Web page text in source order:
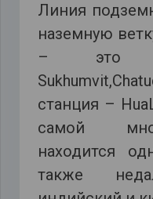
Линия
наземную
– это
станция –
самой
находится
также